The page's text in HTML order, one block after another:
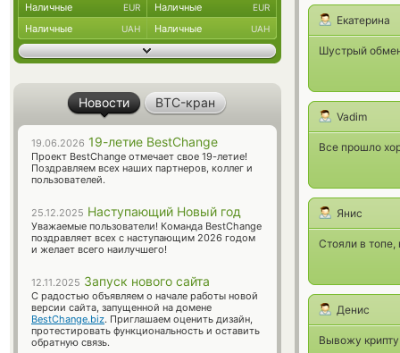
Екатерина
Шустрый
Vadim
Все прошло
Янис
Стояли в топе,
Денис
Вывожу
Наличные EUR Наличные EUR
Наличные UAH Наличные UAH
Новости BTC-кран
19.06.2026 19-летие BestChange
Проект BestChange отмечает свое 19-летие!
Поздравляем всех наших партнеров, коллег и
пользователей.
25.12.2025 Наступающий Новый год
Уважаемые пользователи! Команда BestChange
поздравляет всех с наступающим 2026 годом
и желает всего наилучшего!
12.11.2025 Запуск нового сайта
С радостью объявляем о начале работы новой
версии сайта, запущенной на домене
BestChange.biz. Приглашаем оценить дизайн,
протестировать функциональность и оставить
обратную связь.